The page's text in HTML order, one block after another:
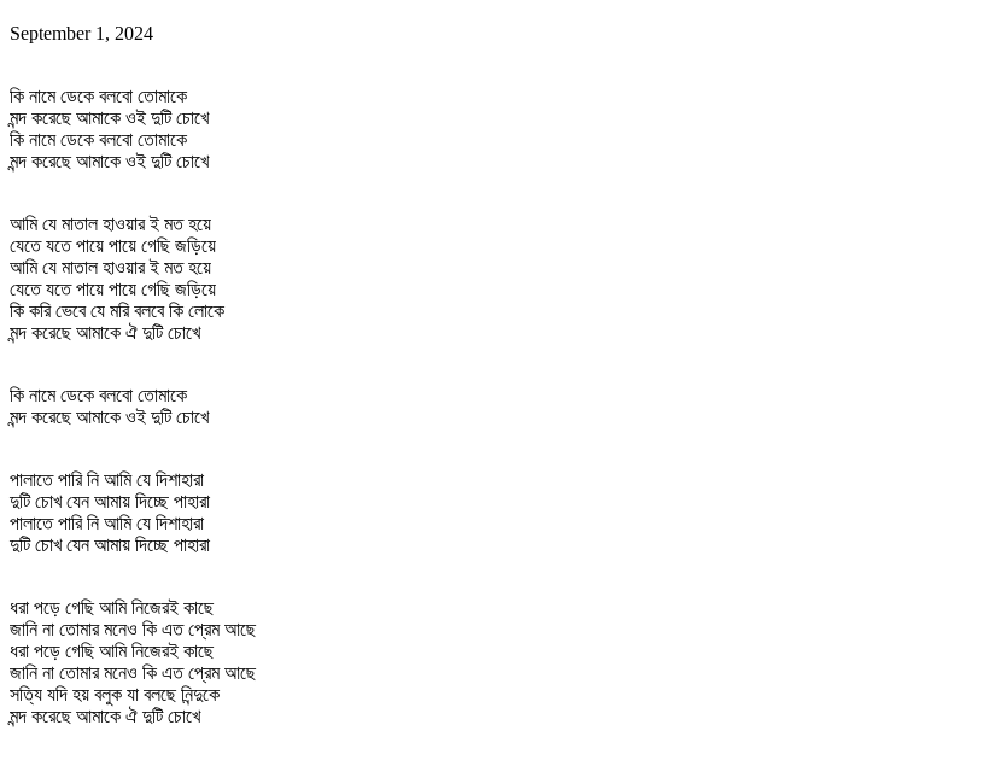
September 1, 2024
কি নামে ডেকে বলবো তোমাকে
মন্দ করেছে আমাকে ওই দুটি চোখে
কি নামে ডেকে বলবো তোমাকে
মন্দ করেছে আমাকে ওই দুটি চোখে
আমি যে মাতাল হাওয়ার ই মত হয়ে
যেতে যতে পায়ে পায়ে গেছি জড়িয়ে
আমি যে মাতাল হাওয়ার ই মত হয়ে
যেতে যতে পায়ে পায়ে গেছি জড়িয়ে
কি করি ভেবে যে মরি বলবে কি লোকে
মন্দ করেছে আমাকে ঐ দুটি চোখে
কি নামে ডেকে বলবো তোমাকে
মন্দ করেছে আমাকে ওই দুটি চোখে
পালাতে পারি নি আমি যে দিশাহারা
দুটি চোখ যেন আমায় দিচ্ছে পাহারা
পালাতে পারি নি আমি যে দিশাহারা
দুটি চোখ যেন আমায় দিচ্ছে পাহারা
ধরা পড়ে গেছি আমি নিজেরই কাছে
জানি না তোমার মনেও কি এত প্রেম আছে
ধরা পড়ে গেছি আমি নিজেরই কাছে
জানি না তোমার মনেও কি এত প্রেম আছে
সত্যি যদি হয় বলুক যা বলছে নিন্দুকে
মন্দ করেছে আমাকে ঐ দুটি চোখে